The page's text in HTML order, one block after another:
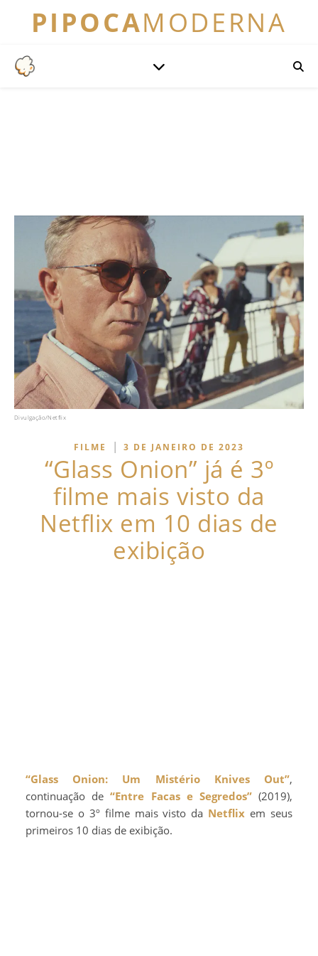
PIPOCAMODERNA
Divulgação/Netflix
FILME | 3 DE JANEIRO DE 2023
“Glass Onion” já é 3º
filme mais visto da
Netflix em 10 dias de
exibição
“Glass Onion: Um Mistério Knives Out”,
continuação de“Entre Facas e Segredos”(2019),
tornou-se o 3º filme mais visto da Netflix em seus
primeiros 10 dias de exibição.